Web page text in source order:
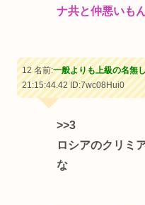
ナ共と仲悪いも
12 名前:一般よりも上級の名無
21:15:44.42ID:7wc08Hui0
>>3
ロシアのクリミ
な